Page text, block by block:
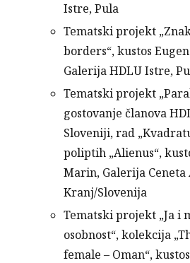
Istre, Pula
Tematski projekt
borders“, kustos
Galerija HDLU Istre,
Tematski projekt
gostovanje članova
Sloveniji, rad
poliptih „Alienus“,
Marin, Galerija Ceneta
Kranj/Slovenija
Tematski projekt „Ja i
osobnost“, kolekcija
female – Oman“,